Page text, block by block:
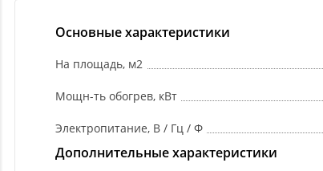
Основные характеристики
На площадь, м2
Мощн-ть обогрев, кВт
Электропитание, В / Гц / Ф
Дополнительные характеристики